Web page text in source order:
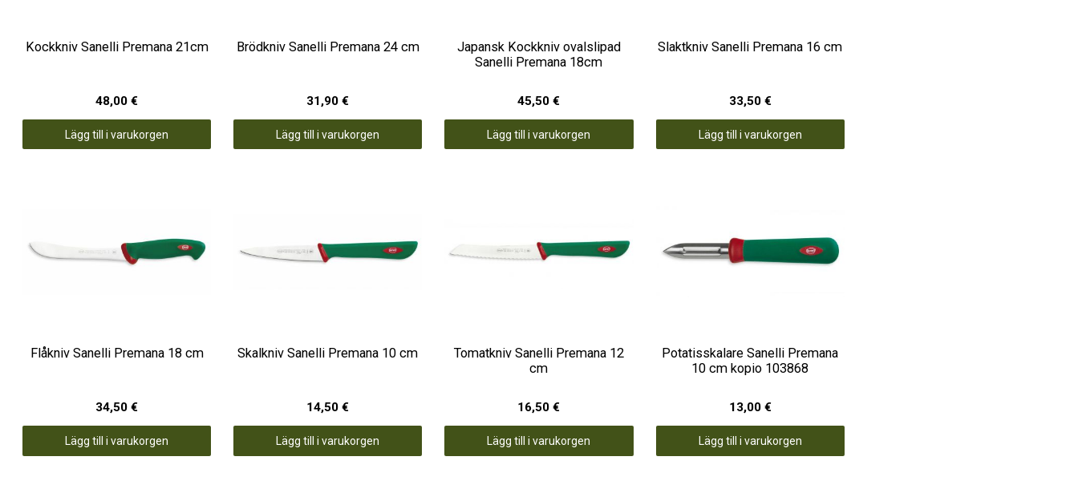
Kockkniv Sanelli Premana 21cm
48,00 €
Lägg till i varukorgen
Brödkniv Sanelli Premana 24 cm
31,90 €
Lägg till i varukorgen
Japansk Kockkniv ovalslipad
Sanelli Premana 18cm
45,50 €
Lägg till i varukorgen
Slaktkniv Sanelli Premana 16 cm
33,50 €
Lägg till i varukorgen
Flåkniv Sanelli Premana 18 cm
34,50 €
Lägg till i varukorgen
Skalkniv Sanelli Premana 10 cm
14,50 €
Lägg till i varukorgen
Tomatkniv Sanelli Premana 12
cm
16,50 €
Lägg till i varukorgen
Potatisskalare Sanelli Premana
10 cm kopio 103868
13,00 €
Lägg till i varukorgen